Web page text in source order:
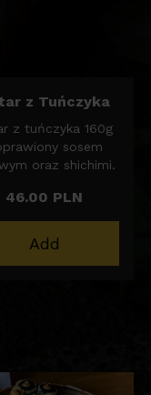
z Tuńczyka
z tuńczyka 160g
sosem
oraz shichimi.
46.00 PLN
Add